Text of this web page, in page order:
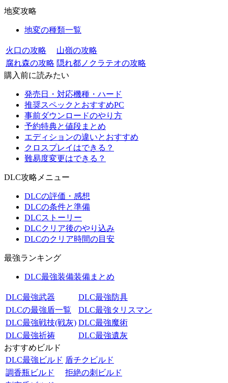
地変攻略
地変の種類一覧
火口の攻略
山嶺の攻略
腐れ森の攻略 隠れ都ノクラテオの攻略
購入前に読みたい
発売日・対応機種・ハード
推奨スペックとおすすめPC
事前ダウンロードのやり方
予約特典と値段まとめ
エディションの違いとおすすめ
クロスプレイはできる？
難易度変更はできる？
DLC攻略メニュー
DLCの評価・感想
DLCの条件と準備
DLCストーリー
DLCクリア後のやり込み
DLCのクリア時間の目安
最強ランキング
DLC最強装備装備まとめ
DLC最強武器
DLC最強防具
DLCの最強盾一覧
DLC最強タリスマン
DLC最強戦技(戦灰) DLC最強魔術
DLC最強祈祷
DLC最強遺灰
おすすめビルド
DLC最強ビルド 盾チクビルド
調香瓶ビルド
拒絶の刺ビルド